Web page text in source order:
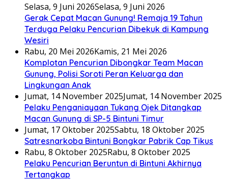
Selasa, 9 Juni 2026Selasa, 9 Juni 2026
Gerak Cepat Macan Gunung! Remaja 19 Tahun
Terduga Pelaku Pencurian Dibekuk di Kampung
Wesiri
Rabu, 20 Mei 2026Kamis, 21 Mei 2026
Komplotan Pencurian Dibongkar Team Macan
Gunung, Polisi Soroti Peran Keluarga dan
Lingkungan Anak
Jumat, 14 November 2025Jumat, 14 November 2025
Pelaku Penganiayaan Tukang Ojek Ditangkap
Macan Gunung di SP-5 Bintuni Timur
Jumat, 17 Oktober 2025Sabtu, 18 Oktober 2025
Satresnarkoba Bintuni Bongkar Pabrik Cap Tikus
Rabu, 8 Oktober 2025Rabu, 8 Oktober 2025
Pelaku Pencurian Beruntun di Bintuni Akhirnya
Tertangkap